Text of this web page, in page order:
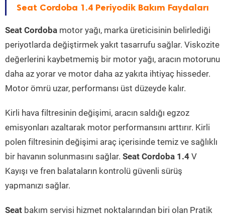
Seat Cordoba 1.4 Periyodik Bakım Faydaları
Seat Cordoba motor yağı, marka üreticisinin belirlediği
periyotlarda değiştirmek yakıt tasarrufu sağlar. Viskozite
değerlerini kaybetmemiş bir motor yağı, aracın motorunu
daha az yorar ve motor daha az yakıta ihtiyaç hisseder.
Motor ömrü uzar, performansı üst düzeyde kalır.
Kirli hava filtresinin değişimi, aracın saldığı egzoz
emisyonları azaltarak motor performansını arttırır. Kirli
polen filtresinin değişimi araç içerisinde temiz ve sağlıklı
bir havanın solunmasını sağlar. Seat Cordoba 1.4 V
Kayışı ve fren balataların kontrolü güvenli sürüş
yapmanızı sağlar.
Seat bakım servisi hizmet noktalarından biri olan Pratik